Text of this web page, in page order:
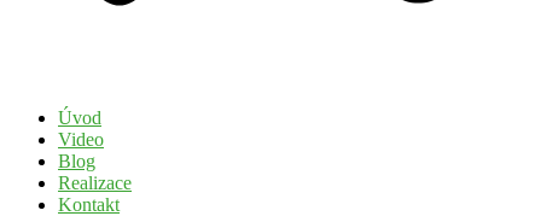
Úvod
Video
Blog
Realizace
Kontakt